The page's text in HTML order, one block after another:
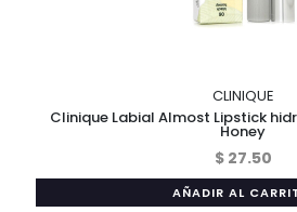
CLINIQUE
Clinique Labial Almost Lipstick
Honey
$ 27.50
AÑADIR AL